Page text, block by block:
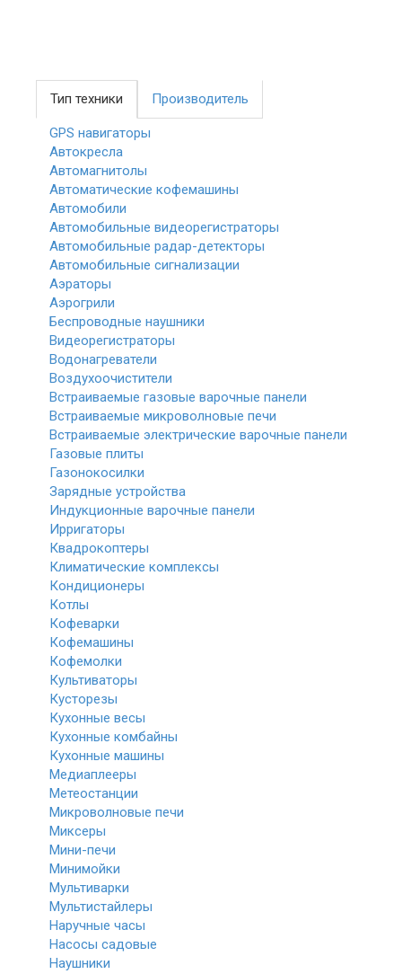
Тип техники Производитель
GPS навигаторы
Автокресла
Автомагнитолы
Автоматические кофемашины
Автомобили
Автомобильные видеорегистраторы
Автомобильные радар-детекторы
Автомобильные сигнализации
Аэраторы
Аэрогрили
Беспроводные наушники
Видеорегистраторы
Водонагреватели
Воздухоочистители
Встраиваемые газовые варочные панели
Встраиваемые микроволновые печи
Встраиваемые электрические варочные панели
Газовые плиты
Газонокосилки
Зарядные устройства
Индукционные варочные панели
Ирригаторы
Квадрокоптеры
Климатические комплексы
Кондиционеры
Котлы
Кофеварки
Кофемашины
Кофемолки
Культиваторы
Кусторезы
Кухонные весы
Кухонные комбайны
Кухонные машины
Медиаплееры
Метеостанции
Микроволновые печи
Миксеры
Мини-печи
Минимойки
Мультиварки
Мультистайлеры
Наручные часы
Насосы садовые
Наушники